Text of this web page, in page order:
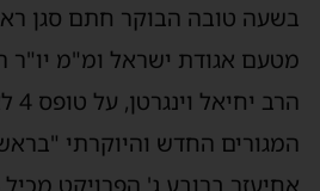
בשעה טובה הבוקר חתם סגן
מטעם אגודת ישראל ומ"מ יו"ר
המגורים החדש והיוקרתי